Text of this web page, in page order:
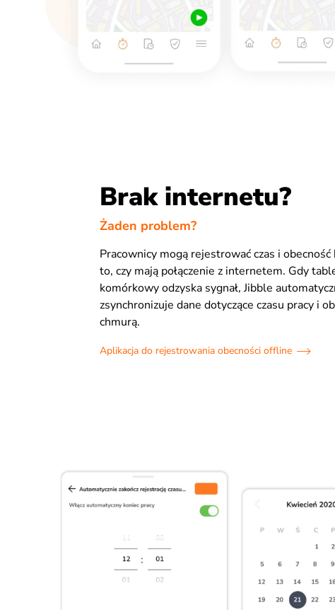
Brak internetu?
Żaden problem?
Pracownicy mogą rejestrować czas i
to, czy mają połączenie z internetem. Gdy
komórkowy odzyska sygnał, Jibble
zsynchronizuje dane dotyczące czasu pracy i
chmurą.
Aplikacja do rejestrowania obecności offline